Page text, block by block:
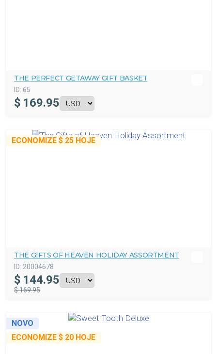
THE PERFECT GETAWAY GIFT BASKET
ID: 65
$ 169.95
ECONOMIZE $ 25 HOJE
THE GIFTS OF HEAVEN HOLIDAY ASSORTMENT
ID: 20004678
$ 144.95
$ 169.95
NOVO
ECONOMIZE $ 20 HOJE